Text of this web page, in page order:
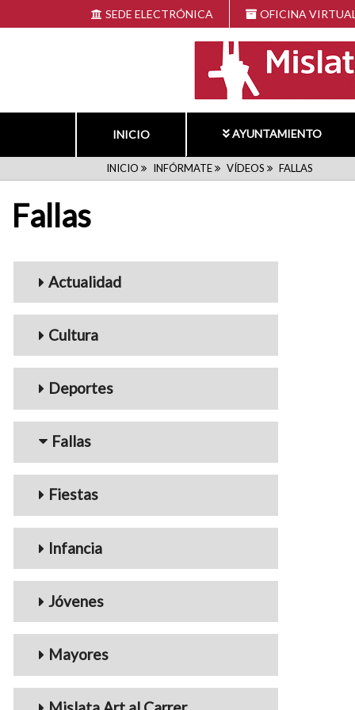
al
SEDE ELECTRÓNICA OFICINA
INICIO AYUNTAMIENTO
RUTA
NAVEGACIÓN
INICIO INFÓRMATE VÍDEOS FALLAS
Fallas
Menu_Videos
Actualidad
Cultura
Deportes
Fallas
Fiestas
Infancia
Jóvenes
Mayores